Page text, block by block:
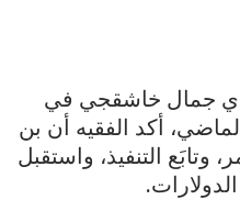
جمال خاشقجي في
أكد الفقيه أن بن
التنفيذ، واستقبل